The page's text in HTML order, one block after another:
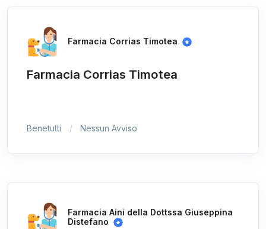
Farmacia Corrias Timotea
Farmacia Corrias Timotea
Benetutti Nessun Avviso
Farmacia Aini della Dottssa Giuseppina
Distefano